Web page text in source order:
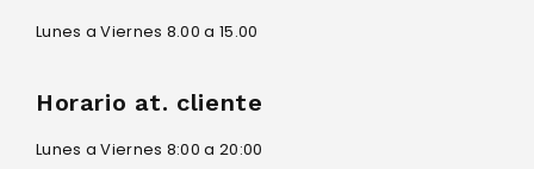
Lunes a Viernes 8.00 a 15.00
Horario at. cliente
Lunes a Viernes 8:00 a 20:00